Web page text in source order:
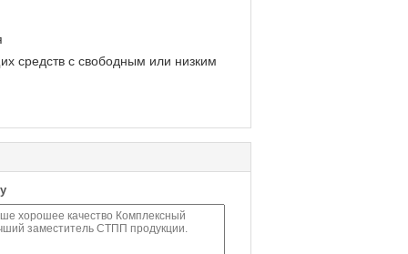
средств с свободным или низким